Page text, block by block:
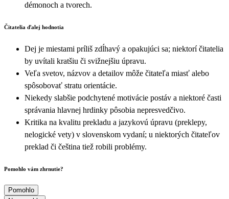
démonoch a tvorech.
Čitatelia ďalej hodnotia
Dej je miestami príliš zdĺhavý a opakujúci sa; niektorí čitatelia
by uvítali kratšiu či svižnejšiu úpravu.
Veľa svetov, názvov a detailov môže čitateľa miasť alebo
spôsobovať stratu orientácie.
Niekedy slabšie podchytené motivácie postáv a niektoré časti
správania hlavnej hrdinky pôsobia nepresvedčivo.
Kritika na kvalitu prekladu a jazykovú úpravu (preklepy,
nelogické vety) v slovenskom vydaní; u niektorých čitateľov
preklad či čeština tiež robili problémy.
Pomohlo vám zhrnutie?
Pomohlo